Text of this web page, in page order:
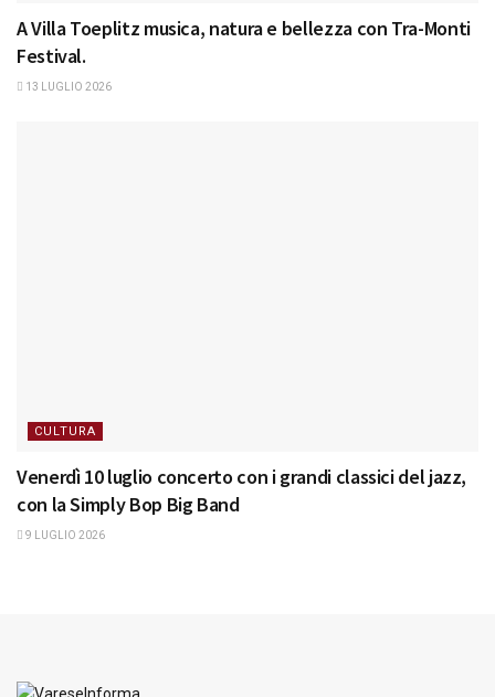
A Villa Toeplitz musica, natura e bellezza con Tra-Monti
Festival.
13 LUGLIO 2026
CULTURA
Venerdì 10 luglio concerto con i grandi classici del jazz,
con la Simply Bop Big Band
9 LUGLIO 2026